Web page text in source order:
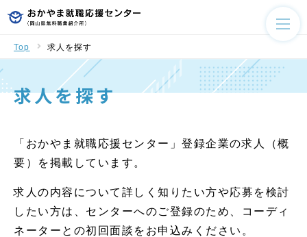
Top 求人を探す
求人を探す
「おかやま就職応援センター」登録企業の求人（概
要）を掲載しています。
求人の内容について詳しく知りたい方や応募を検討
したい方は、センターへのご登録のため、コーディ
ネーターとの初回面談をお申込みください。